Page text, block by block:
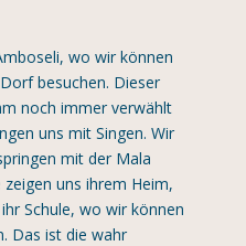
wo wir können
besuchen. Dieser
noch immer verwählt
uns mit Singen. Wir
mit der Mala
zeigen uns ihrem Heim,
Schule, wo wir können
Das ist die wahr